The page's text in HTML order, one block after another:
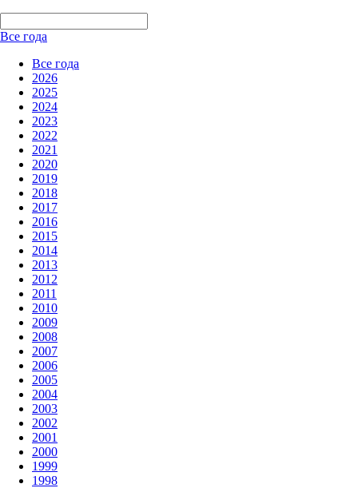
Все года
Все года
2026
2025
2024
2023
2022
2021
2020
2019
2018
2017
2016
2015
2014
2013
2012
2011
2010
2009
2008
2007
2006
2005
2004
2003
2002
2001
2000
1999
1998